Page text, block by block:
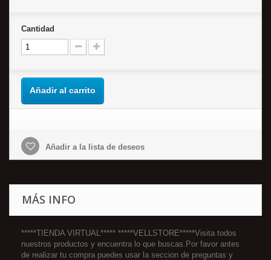
Cantidad
Añadir al carrito
Añadir a la lista de deseos
MÁS INFO
*****TIENDA VIRTUAL***** *****VELLSTORE*****Visita todos
nuestros productos y encuentra lo que buscas.Por favor antes
de realizar tu compra puedes usar la seccion de preguntas y